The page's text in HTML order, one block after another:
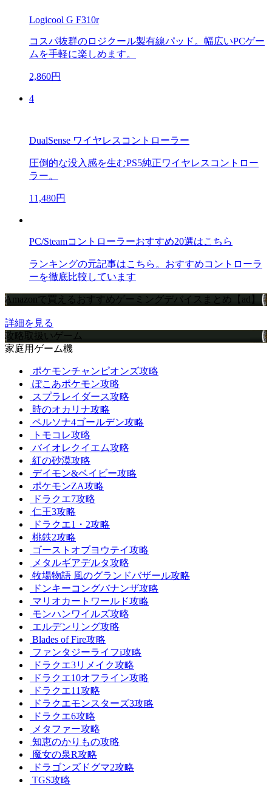
Logicool G F310r
コスパ抜群のロジクール製有線パッド。幅広いPCゲー
ムを手軽に楽しめます。
2,860円
4
DualSense ワイヤレスコントローラー
圧倒的な没入感を生むPS5純正ワイヤレスコントロー
ラー。
11,480円
PC/Steamコントローラーおすすめ20選はこちら
ランキングの元記事はこちら。おすすめコントローラ
ーを徹底比較しています
Amazonで買えるおすすめゲーミングデバイスまとめ【ad】
詳細を見る
攻略取扱いゲーム
家庭用ゲーム機
ポケモンチャンピオンズ攻略
ぽこあポケモン攻略
スプラレイダース攻略
時のオカリナ攻略
ペルソナ4ゴールデン攻略
トモコレ攻略
バイオレクイエム攻略
紅の砂漠攻略
デイモン&ベイビー攻略
ポケモンZA攻略
ドラクエ7攻略
仁王3攻略
ドラクエ1・2攻略
桃鉄2攻略
ゴーストオブヨウテイ攻略
メタルギアデルタ攻略
牧場物語 風のグランドバザール攻略
ドンキーコングバナンザ攻略
マリオカートワールド攻略
モンハンワイルズ攻略
エルデンリング攻略
Blades of Fire攻略
ファンタジーライフi攻略
ドラクエ3リメイク攻略
ドラクエ10オフライン攻略
ドラクエ11攻略
ドラクエモンスターズ3攻略
ドラクエ6攻略
メタファー攻略
知恵のかりもの攻略
魔女の泉R攻略
ドラゴンズドグマ2攻略
TGS攻略